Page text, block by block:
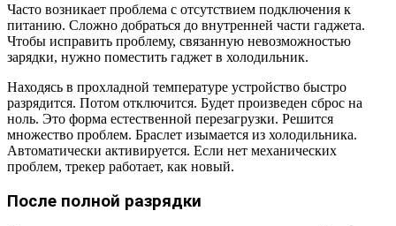
Часто возникает проблема с отсутствием подключения к
питанию. Сложно добраться до внутренней части гаджета.
Чтобы исправить проблему, связанную невозможностью
зарядки, нужно поместить гаджет в холодильник.
Находясь в прохладной температуре устройство быстро
разрядится. Потом отключится. Будет произведен сброс на
ноль. Это форма естественной перезагрузки. Решится
множество проблем. Браслет изымается из холодильника.
Автоматически активируется. Если нет механических
проблем, трекер работает, как новый.
После полной разрядки